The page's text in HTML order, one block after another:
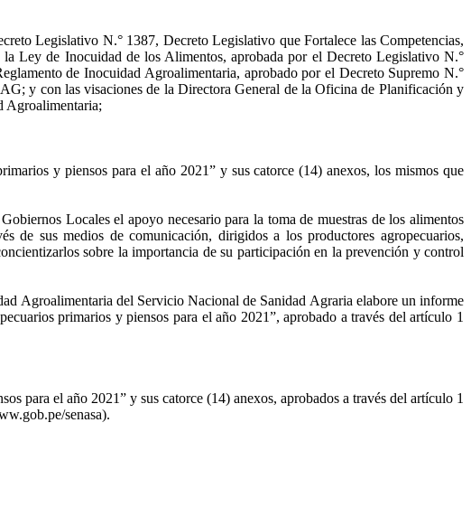
Legislativo N.° 1387, Decreto Legislativo que Fortalece las Competencias,
Ley de Inocuidad de los Alimentos, aprobada por el Decreto Legislativo N.°
de Inocuidad Agroalimentaria, aprobado por el Decreto Supremo N.°
y con las visaciones de la Directora General de la Oficina de Planificación y
Agroalimentaria;
y piensos para el año 2021” y sus catorce (14) anexos, los mismos que
Locales el apoyo necesario para la toma de muestras de los alimentos
de sus medios de comunicación, dirigidos a los productores agropecuarios,
sobre la importancia de su participación en la prevención y control
Agroalimentaria del Servicio Nacional de Sanidad Agraria elabore un informe
primarios y piensos para el año 2021”, aprobado a través del artículo 1
para el año 2021” y sus catorce (14) anexos, aprobados a través del artículo 1
senasa).